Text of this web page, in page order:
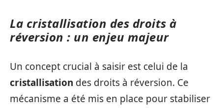
La cristallisation des droits à
réversion : un enjeu majeur
Un concept crucial à saisir est celui de la
cristallisation des droits à réversion. Ce
mécanisme a été mis en place pour stabiliser